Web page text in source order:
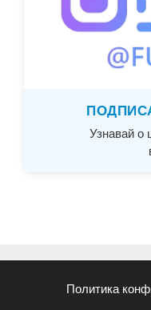
Узнавай о
Политика